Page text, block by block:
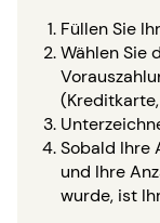
Füllen Sie
Wählen Sie
Sobald Ihre
und Ihre
wurde, ist